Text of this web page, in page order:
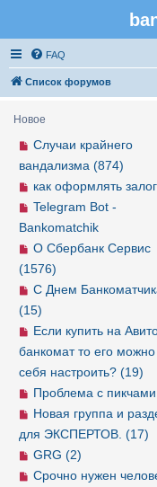
FAQ
Список форумов
Новое
Случаи крайнего
вандализма (874)
как оформлять
Telegram Bot -
Bankomatchik
О Сбербанк Сервис
(1576)
С Днем
(15)
Если купить на
банкомат то его
себя настроить? (19)
Проблема с
Новая группа и
для ЭКСПЕРТОВ. (17)
GRG (2)
Срочно нужен